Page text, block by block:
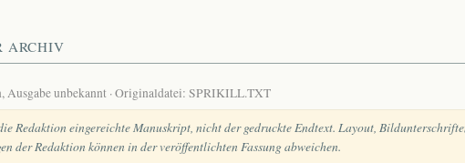
ARCHIV
unbekannt ·Originaldatei: SPRIKILL.TXT
Redaktion eingereichte Manuskript, nicht der gedruckte Endtext. Layout,
der Redaktion können in der veröffentlichten Fassung abweichen.